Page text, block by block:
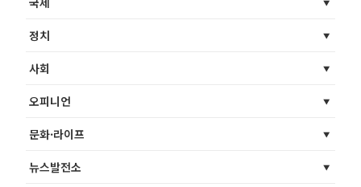
정치
사회
오피니언
문화·라이프
뉴스발전소